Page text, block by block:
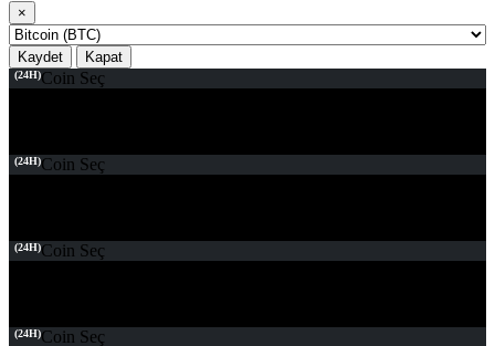
×
Kaydet Kapat
(24H)Coin Seç
(24H)Coin Seç
(24H)Coin Seç
(24H)Coin Seç